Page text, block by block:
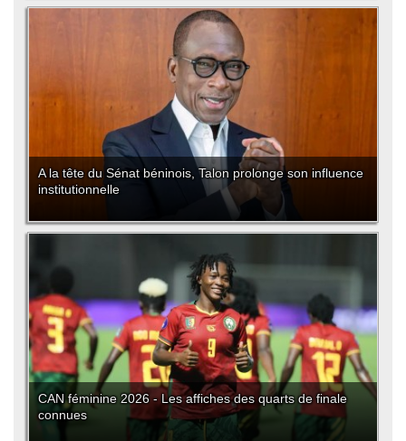
A la tête du Sénat béninois, Talon prolonge son influence
institutionnelle
CAN féminine 2026 - Les affiches des quarts de finale
connues